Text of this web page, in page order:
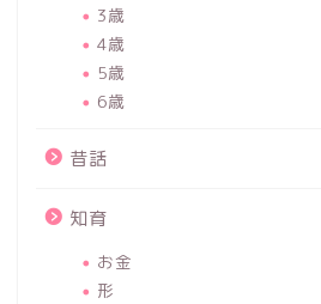
3歳
4歳
5歳
6歳
昔話
知育
お金
形